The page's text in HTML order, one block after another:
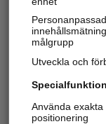
målgrupp
Utveckla och
Använda
positionering